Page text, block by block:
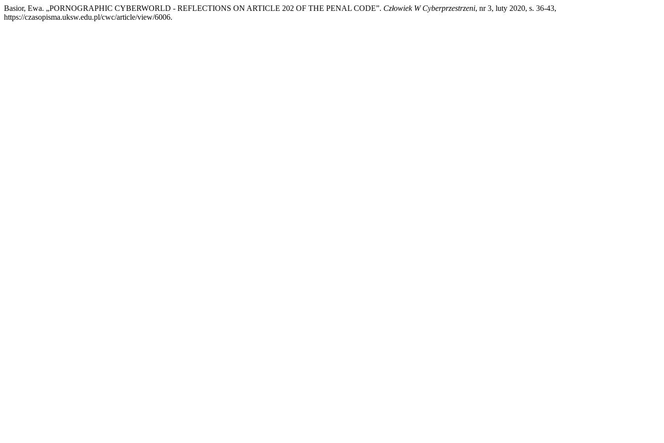
Basior, Ewa. „PORNOGRAPHIC CYBERWORLD - REFLECTIONS ON ARTICLE 202 OF THE PENAL CODE”. Człowiek W Cyberprzestrzeni, nr 3, luty 2020, s. 36-43,
https://czasopisma.uksw.edu.pl/cwc/article/view/6006.